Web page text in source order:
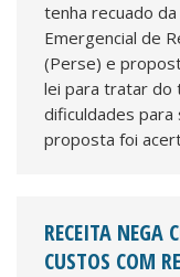
tenha recuado
Emergencial de
(Perse) e
lei para tratar do
dificuldades para
proposta foi
RECEITA NEGA
CUSTOS COM